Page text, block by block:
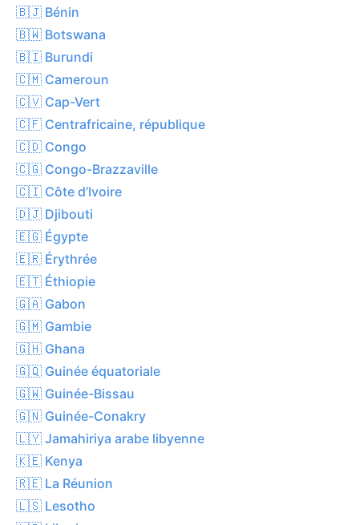
🇧🇯 Bénin
🇧🇼 Botswana
🇧🇮 Burundi
🇨🇲 Cameroun
🇨🇻 Cap-Vert
🇨🇫 Centrafricaine, république
🇨🇩 Congo
🇨🇬 Congo-Brazzaville
🇨🇮 Côte d’Ivoire
🇩🇯 Djibouti
🇪🇬 Égypte
🇪🇷 Érythrée
🇪🇹 Éthiopie
🇬🇦 Gabon
🇬🇲 Gambie
🇬🇭 Ghana
🇬🇶 Guinée équatoriale
🇬🇼 Guinée-Bissau
🇬🇳 Guinée-Conakry
🇱🇾 Jamahiriya arabe libyenne
🇰🇪 Kenya
🇷🇪 La Réunion
🇱🇸 Lesotho